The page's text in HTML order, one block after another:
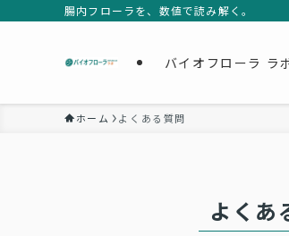
腸内フローラを、数値で読み解く。
バイオフローラ ラ
ホーム よくある質問
よくあ